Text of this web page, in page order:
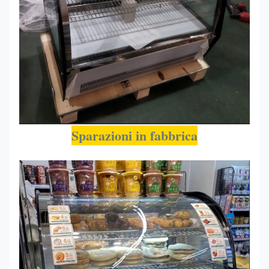
Sparazioni in fabbrica